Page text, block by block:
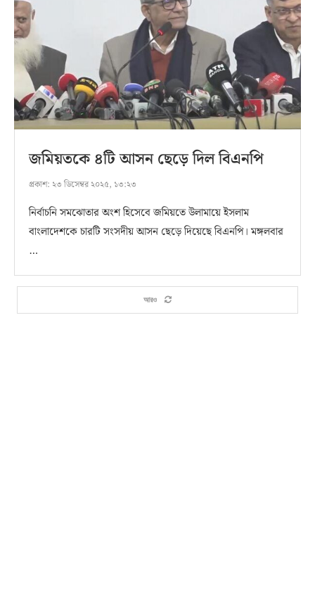
জমিয়তকে ৪টি আসন ছেড়ে দিল বিএনপি
প্রকাশ: ২৩ ডিসেম্বর ২০২৫, ১৩:২৩
নির্বাচনি সমঝোতার অংশ হিসেবে জমিয়তে উলামায়ে ইসলাম
বাংলাদেশকে চারটি সংসদীয় আসন ছেড়ে দিয়েছে বিএনপি। মঙ্গলবার
…
আরও